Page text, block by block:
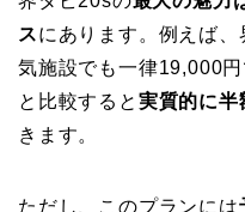
スにあります。例えば
気施設でも一律19,000
と比較すると 実質的に半
きます。
ただし、このプランには